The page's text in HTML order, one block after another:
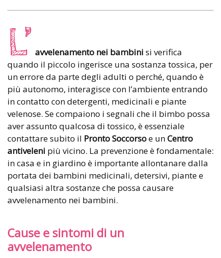
L’ avvelenamento nei bambini si verifica
quando il piccolo ingerisce una sostanza tossica, per
un errore da parte degli adulti o perché, quando è
più autonomo, interagisce con l’ambiente entrando
in contatto con detergenti, medicinali e piante
velenose. Se compaiono i segnali che il bimbo possa
aver assunto qualcosa di tossico, è essenziale
contattare subito il Pronto Soccorsoe unCentro
antiveleni più vicino. La prevenzione è fondamentale:
in casa e in giardino è importante allontanare dalla
portata dei bambini medicinali, detersivi, piante e
qualsiasi altra sostanze che possa causare
avvelenamento nei bambini.
Cause e sintomi di un
avvelenamento